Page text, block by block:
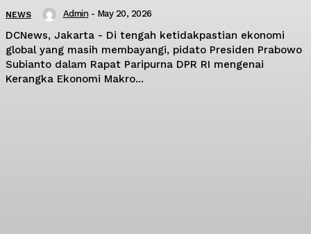
NEWS Admin - May 20, 2026
DCNews, Jakarta - Di tengah ketidakpastian ekonomi
global yang masih membayangi, pidato Presiden Prabowo
Subianto dalam Rapat Paripurna DPR RI mengenai
Kerangka Ekonomi Makro...